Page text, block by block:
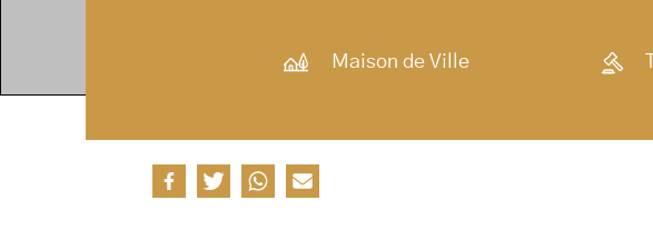
Maison de Ville